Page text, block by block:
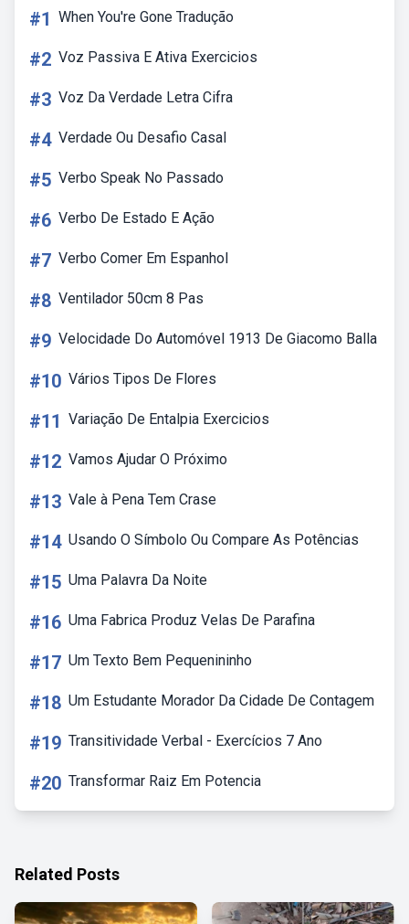
#1 When You're Gone Tradução
#2 Voz Passiva E Ativa Exercicios
#3 Voz Da Verdade Letra Cifra
#4 Verdade Ou Desafio Casal
#5 Verbo Speak No Passado
#6 Verbo De Estado E Ação
#7 Verbo Comer Em Espanhol
#8 Ventilador 50cm 8 Pas
#9 Velocidade Do Automóvel 1913 De Giacomo Balla
#10 Vários Tipos De Flores
#11 Variação De Entalpia Exercicios
#12 Vamos Ajudar O Próximo
#13 Vale à Pena Tem Crase
#14 Usando O Símbolo Ou Compare As Potências
#15 Uma Palavra Da Noite
#16 Uma Fabrica Produz Velas De Parafina
#17 Um Texto Bem Pequenininho
#18 Um Estudante Morador Da Cidade De Contagem
#19 Transitividade Verbal - Exercícios 7 Ano
#20 Transformar Raiz Em Potencia
Related Posts